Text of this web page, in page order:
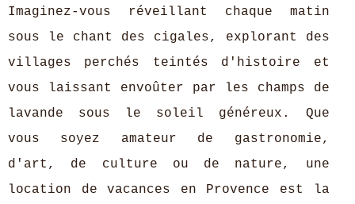
Imaginez-vous réveillant chaque matin
sous le chant des cigales, explorant des
villages perchés teintés d'histoire et
vous laissant envoûter par les champs de
lavande sous le soleil généreux. Que
vous soyez amateur de gastronomie,
d'art, de culture ou de nature, une
location de vacances en Provence est la